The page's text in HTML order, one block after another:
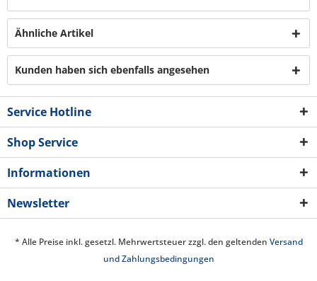
Ähnliche Artikel
Kunden haben sich ebenfalls angesehen
Service Hotline
Shop Service
Informationen
Newsletter
* Alle Preise inkl. gesetzl. Mehrwertsteuer zzgl. den geltenden Versand
und Zahlungsbedingungen